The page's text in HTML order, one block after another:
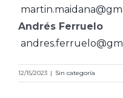
Andrés Ferruelo
12/15/2023 | Sin categoría